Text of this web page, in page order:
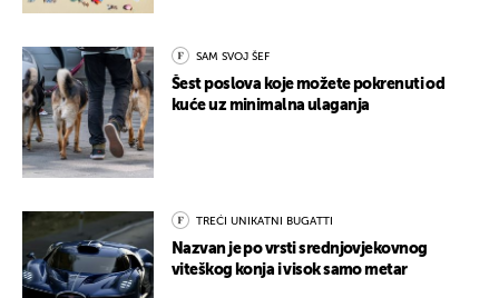
SAM SVOJ ŠEF
Šest poslova koje možete pokrenuti od
kuće uz minimalna ulaganja
TREĆI UNIKATNI BUGATTI
Nazvan je po vrsti srednjovjekovnog
viteškog konja i visok samo metar